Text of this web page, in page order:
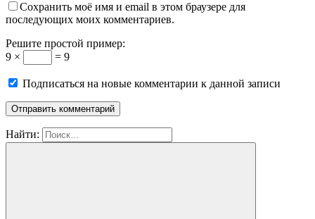
Сохранить моё имя и email в этом браузере для
последующих моих комментариев.
Решите простой пример:
9 ×
= 9
Подписаться на новые комментарии к данной записи
Найти: